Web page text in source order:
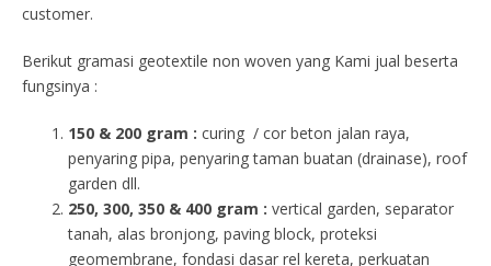
customer.
Berikut gramasi geotextile non woven yang Kami jual beserta
fungsinya :
150 & 200 gram : curing / cor beton jalan raya,
penyaring pipa, penyaring taman buatan (drainase), roof
garden dll.
250, 300, 350 & 400 gram : vertical garden, separator
tanah, alas bronjong, paving block, proteksi
geomembrane, fondasi dasar rel kereta, perkuatan